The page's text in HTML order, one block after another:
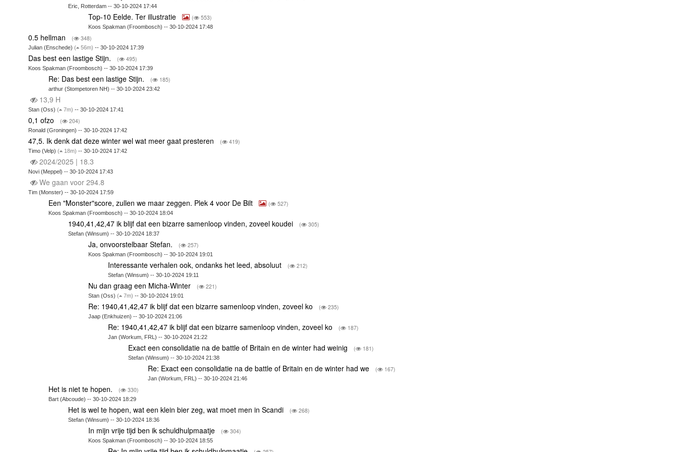
Eric, Rotterdam -- 30-10-2024 17:44
Top-10 Eelde. Ter illustratie ( 553)
Koos Spakman (Froombosch) -- 30-10-2024 17:48
0.5 hellman ( 348)
Julian (Enschede)( 56m) -- 30-10-2024 17:39
Das best een lastige Stijn. ( 495)
Koos Spakman (Froombosch) -- 30-10-2024 17:39
Re: Das best een lastige Stijn. ( 185)
arthur (Stompetoren NH) -- 30-10-2024 23:42
13,9 H
Stan (Oss)( 7m) -- 30-10-2024 17:41
0,1 ofzo ( 204)
Ronald (Groningen) -- 30-10-2024 17:42
47,5. Ik denk dat deze winter wel wat meer gaat presteren ( 419)
Timo (Velp)( 18m) -- 30-10-2024 17:42
2024/2025 | 18.3
Novi (Meppel) -- 30-10-2024 17:43
We gaan voor 294.8
Tim (Monster) -- 30-10-2024 17:59
Een "Monster"score, zullen we maar zeggen. Plek 4 voor De Bilt ( 527)
Koos Spakman (Froombosch) -- 30-10-2024 18:04
1940,41,42,47 ik blijf dat een bizarre samenloop vinden, zoveel koudei ( 305)
Stefan (Winsum) -- 30-10-2024 18:37
Ja, onvoorstelbaar Stefan. ( 257)
Koos Spakman (Froombosch) -- 30-10-2024 19:01
Interessante verhalen ook, ondanks het leed, absoluut ( 212)
Stefan (Winsum) -- 30-10-2024 19:11
Nu dan graag een Micha-Winter ( 221)
Stan (Oss) ( 7m) -- 30-10-2024 19:01
Re: 1940,41,42,47 ik blijf dat een bizarre samenloop vinden, zoveel ko ( 235)
Jaap (Enkhuizen) -- 30-10-2024 21:06
Re: 1940,41,42,47 ik blijf dat een bizarre samenloop vinden, zoveel ko ( 187)
Jan (Workum, FRL) -- 30-10-2024 21:22
Exact een consolidatie na de battle of Britain en de winter had weinig ( 181)
Stefan (Winsum) -- 30-10-2024 21:38
Re: Exact een consolidatie na de battle of Britain en de winter had we ( 167)
Jan (Workum, FRL) -- 30-10-2024 21:46
Het is niet te hopen. ( 330)
Bart (Abcoude) -- 30-10-2024 18:29
Het is wel te hopen, wat een klein bier zeg, wat moet men in Scandi ( 268)
Stefan (Winsum) -- 30-10-2024 18:36
In mijn vrije tijd ben ik schuldhulpmaatje ( 304)
Koos Spakman (Froombosch) -- 30-10-2024 18:55